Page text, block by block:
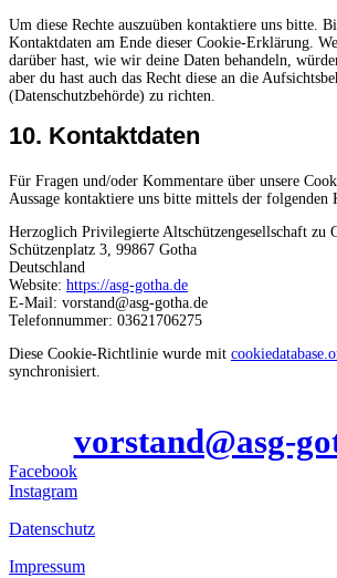
Um diese Rechte auszuüben kontaktiere uns bitte.
Kontaktdaten am Ende dieser Cookie-Erklärung.
darüber hast, wie wir deine Daten behandeln,
aber du hast auch das Recht diese an die
(Datenschutzbehörde) zu richten.
10. Kontaktdaten
Für Fragen und/oder Kommentare über unsere
Aussage kontaktiere uns bitte mittels der folgenden
Herzoglich Privilegierte Altschützengesellschaft zu
Schützenplatz 3, 99867 Gotha
Deutschland
Website: https://asg-gotha.de
E-Mail: vorstand@asg-gotha.de
Telefonnummer: 03621706275
Diese Cookie-Richtlinie wurde mit
synchronisiert.
vorstand@asg-
Facebook
Instagram
Datenschutz
Impressum